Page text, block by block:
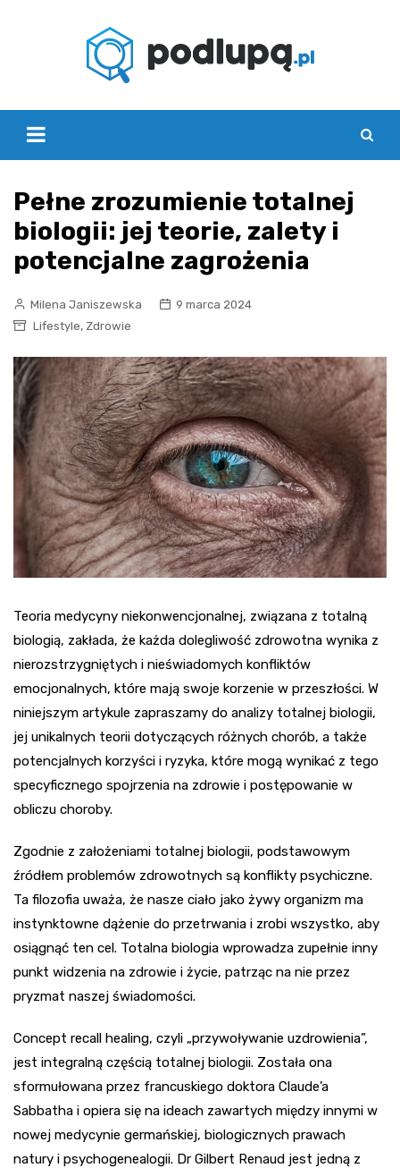
Pełne zrozumienie totalnej
biologii: jej teorie, zalety i
potencjalne zagrożenia
Milena Janiszewska
9 marca 2024
Lifestyle, Zdrowie
Teoria medycyny niekonwencjonalnej, związana z totalną
biologią, zakłada, że każda dolegliwość zdrowotna wynika z
nierozstrzygniętych i nieświadomych konfliktów
emocjonalnych, które mają swoje korzenie w przeszłości. W
niniejszym artykule zapraszamy do analizy totalnej biologii,
jej unikalnych teorii dotyczących różnych chorób, a także
potencjalnych korzyści i ryzyka, które mogą wynikać z tego
specyficznego spojrzenia na zdrowie i postępowanie w
obliczu choroby.
Zgodnie z założeniami totalnej biologii, podstawowym
źródłem problemów zdrowotnych są konflikty psychiczne.
Ta filozofia uważa, że nasze ciało jako żywy organizm ma
instynktowne dążenie do przetrwania i zrobi wszystko, aby
osiągnąć ten cel. Totalna biologia wprowadza zupełnie inny
punkt widzenia na zdrowie i życie, patrząc na nie przez
pryzmat naszej świadomości.
Concept recall healing, czyli „przywoływanie uzdrowienia”,
jest integralną częścią totalnej biologii. Została ona
sformułowana przez francuskiego doktora Claude’a
Sabbatha i opiera się na ideach zawartych między innymi w
nowej medycynie germańskiej, biologicznych prawach
natury i psychogenealogii. Dr Gilbert Renaud jest jedną z